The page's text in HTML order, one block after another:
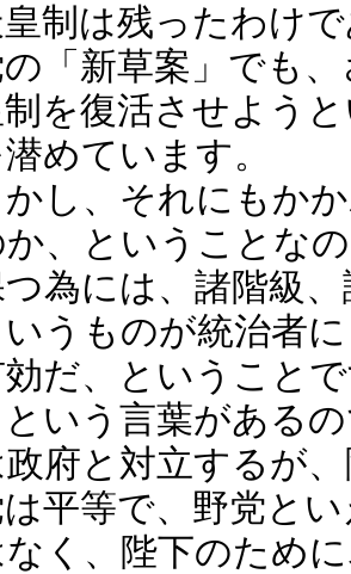
制は残ったわけ
「新草案」でも
を復活させよう
めています。
し、それにもか
か、ということな
為には、諸階級
うものが統治者
だ、ということ
いう言葉がある
政府と対立するが
平等で、野党と
く、陛下のため